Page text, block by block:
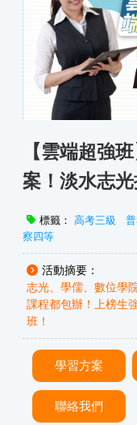
【雲端超強
案！淡水志
標籤：高考三級
察四等
活動摘要：
志光、學儒、數位學
課程都包辦！上榜生
班！
學習方案
聯絡我們